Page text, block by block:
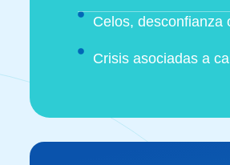
Celos, desconfianza
Crisis asociadas a